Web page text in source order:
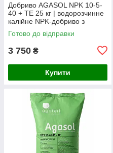
Добриво AGASOL NPK 10-5-
40 + TE 25 кг | водорозчинне
калійне NPK-добриво з
мікроелементами, Італія
(заводський мішок)
Готово до відправки
3 750 ₴
Купити